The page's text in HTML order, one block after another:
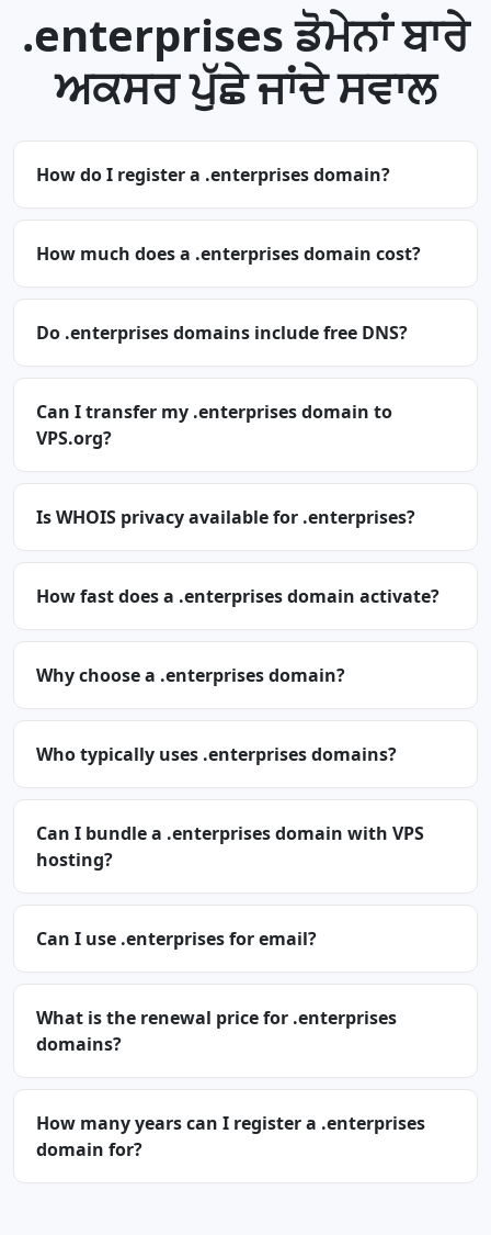
.enterprises ਡੋਮੇਨਾਂ ਬਾਰੇ
ਅਕਸਰ ਪੁੱਛੇ ਜਾਂਦੇ ਸਵਾਲ
How do I register a .enterprises domain?
How much does a .enterprises domain cost?
Do .enterprises domains include free DNS?
Can I transfer my .enterprises domain to
VPS.org?
Is WHOIS privacy available for .enterprises?
How fast does a .enterprises domain activate?
Why choose a .enterprises domain?
Who typically uses .enterprises domains?
Can I bundle a .enterprises domain with VPS
hosting?
Can I use .enterprises for email?
What is the renewal price for .enterprises
domains?
How many years can I register a .enterprises
domain for?